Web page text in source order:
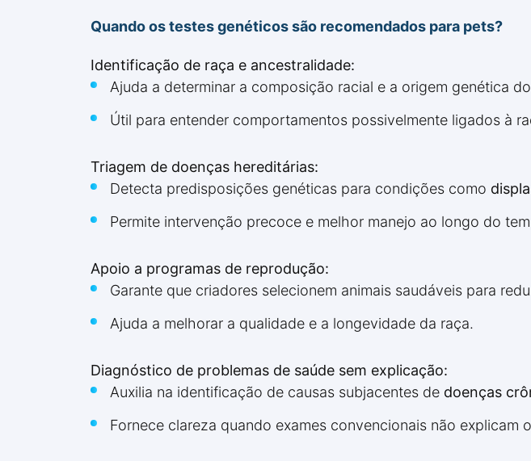
Quando os testes genéticos são recomendados para pets?
Identificação de raça e ancestralidade:
Ajuda a determinar a composição racial e a origem genética
Útil para entender comportamentos possivelmente ligados à
Triagem de doenças hereditárias:
Detecta predisposições genéticas para condições como
Permite intervenção precoce e melhor manejo ao longo do
Apoio a programas de reprodução:
Garante que criadores selecionem animais saudáveis para
Ajuda a melhorar a qualidade e a longevidade da raça.
Diagnóstico de problemas de saúde sem explicação:
Auxilia na identificação de causas subjacentes de doenças
Fornece clareza quando exames convencionais não explicam